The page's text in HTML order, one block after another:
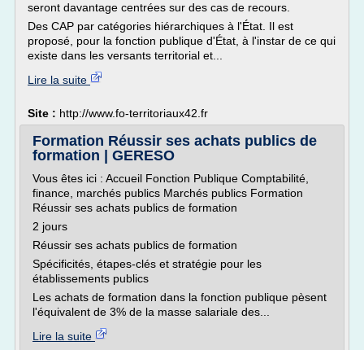
seront davantage centrées sur des cas de recours.
Des CAP par catégories hiérarchiques à l'État. Il est
proposé, pour la fonction publique d'État, à l'instar de ce qui
existe dans les versants territorial et...
Lire la suite
Site : http://www.fo-territoriaux42.fr
Formation Réussir ses achats publics de
formation | GERESO
Vous êtes ici : Accueil Fonction Publique Comptabilité,
finance, marchés publics Marchés publics Formation
Réussir ses achats publics de formation
2 jours
Réussir ses achats publics de formation
Spécificités, étapes-clés et stratégie pour les
établissements publics
Les achats de formation dans la fonction publique pèsent
l'équivalent de 3% de la masse salariale des...
Lire la suite